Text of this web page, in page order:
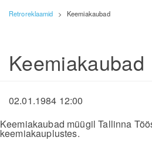
Retroreklaamid > Keemiakaubad
Keemiakaubad
02.01.1984 12:00
Keemiakaubad müügil Tallinna
keemiakauplustes.